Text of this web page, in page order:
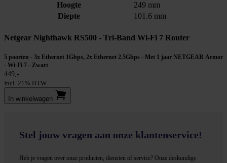
Hoogte
249 mm
Diepte
101.6 mm
Netgear Nighthawk RS500 - Tri-Band Wi-Fi 7 Router
5 poorten - 3x Ethernet 1Gbps, 2x Ethernet 2.5Gbps - Met 1 jaar NETGEAR Armor
- Wi-Fi 7 - Zwart
449,-
Incl. 21% BTW
In winkel­wagen
Stel jouw vragen aan onze klantenservice!
Heb je vragen over onze producten, diensten of service? Onze deskundige